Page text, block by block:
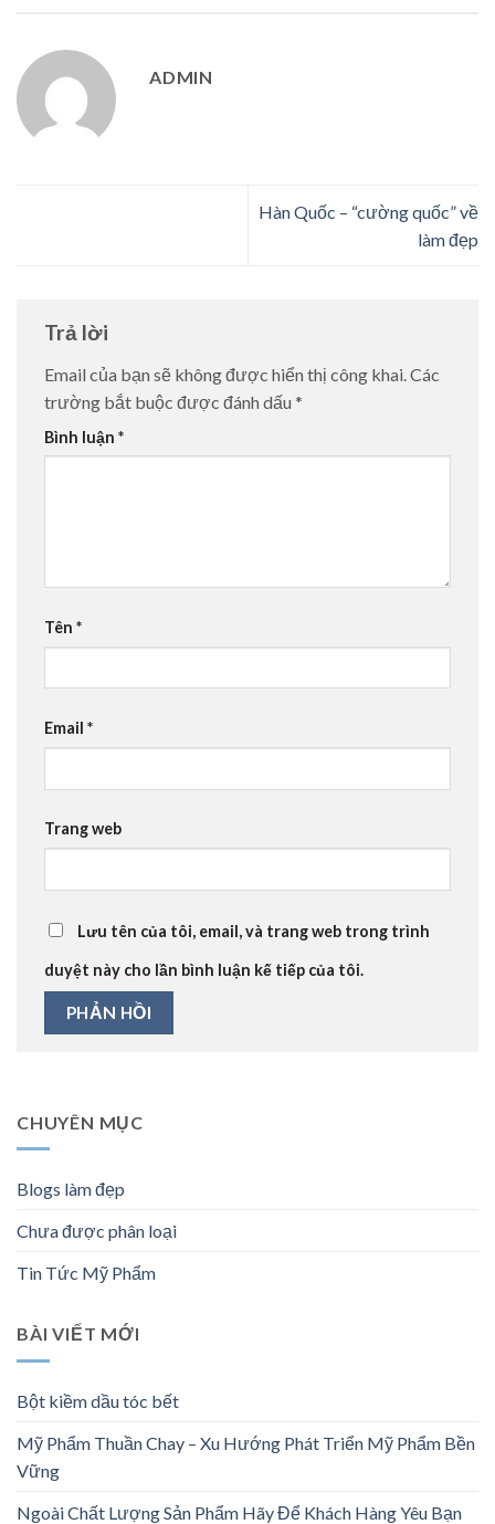
ADMIN
Hàn Quốc – “cường quốc” về
làm đẹp
Trả lời
Email của bạn sẽ không được hiển thị công khai. Các
trường bắt buộc được đánh dấu *
Bình luận *
Tên *
Email *
Trang web
Lưu tên của tôi, email, và trang web trong trình
duyệt này cho lần bình luận kế tiếp của tôi.
CHUYÊN MỤC
Blogs làm đẹp
Chưa được phân loại
Tin Tức Mỹ Phẩm
BÀI VIẾT MỚI
Bột kiềm dầu tóc bết
Mỹ Phẩm Thuần Chay – Xu Hướng Phát Triển Mỹ Phẩm Bền
Vững
Ngoài Chất Lượng Sản Phẩm Hãy Để Khách Hàng Yêu Bạn